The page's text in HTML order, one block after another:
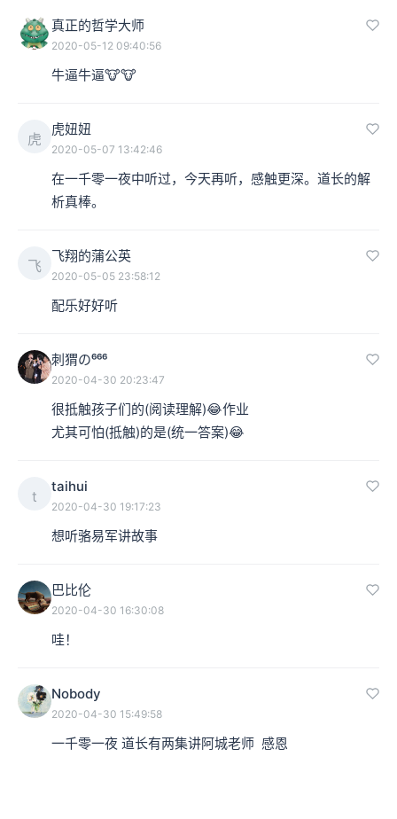
真正的哲学大师
2020-05-12 09:40:56
牛逼牛逼🐮🐮
虎
虎妞妞
2020-05-07 13:42:46
在一千零一夜中听过，今天再听，感触更深。道长的解
析真棒。
飞
飞翔的蒲公英
2020-05-05 23:58:12
配乐好好听
刺猬の⁶⁶⁶
2020-04-30 20:23:47
很抵触孩子们的(阅读理解)😂作业
尤其可怕(抵触)的是(统一答案)😂
t
taihui
2020-04-30 19:17:23
想听骆易军讲故事
巴比伦
2020-04-30 16:30:08
哇！
Nobody
2020-04-30 15:49:58
一千零一夜 道长有两集讲阿城老师  感恩